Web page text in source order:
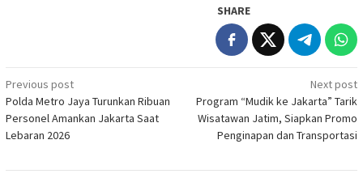
SHARE
Post
navigation
Previous post
Polda Metro Jaya Turunkan Ribuan
Personel Amankan Jakarta Saat
Lebaran 2026
Next post
Program “Mudik ke Jakarta” Tarik
Wisatawan Jatim, Siapkan Promo
Penginapan dan Transportasi